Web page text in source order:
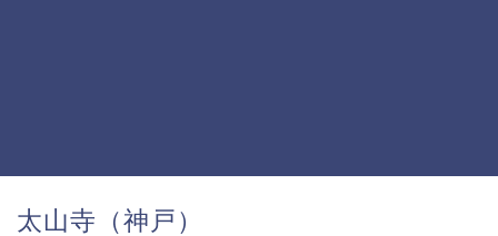
太山寺（神戸）